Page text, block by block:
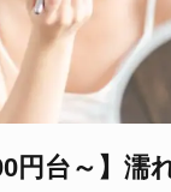
円台～】濡